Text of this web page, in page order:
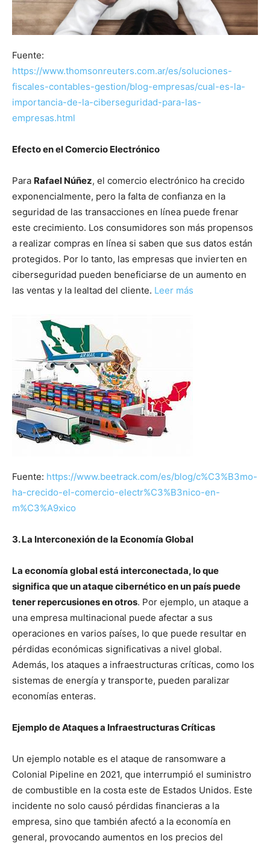
Fuente:
https://www.thomsonreuters.com.ar/es/soluciones-
fiscales-contables-gestion/blog-empresas/cual-es-la-
importancia-de-la-ciberseguridad-para-las-
empresas.html
Efecto en el Comercio Electrónico
Para Rafael Núñez, el comercio electrónico ha crecido
exponencialmente, pero la falta de confianza en la
seguridad de las transacciones en línea puede frenar
este crecimiento. Los consumidores son más propensos
a realizar compras en línea si saben que sus datos están
protegidos. Por lo tanto, las empresas que invierten en
ciberseguridad pueden beneficiarse de un aumento en
las ventas y la lealtad del cliente. Leer más
Fuente: https://www.beetrack.com/es/blog/c%C3%B3mo-
ha-crecido-el-comercio-electr%C3%B3nico-en-
m%C3%A9xico
3. La Interconexión de la Economía Global
La economía global está interconectada, lo que
significa que un ataque cibernético en un país puede
tener repercusiones en otros. Por ejemplo, un ataque a
una empresa multinacional puede afectar a sus
operaciones en varios países, lo que puede resultar en
pérdidas económicas significativas a nivel global.
Además, los ataques a infraestructuras críticas, como los
sistemas de energía y transporte, pueden paralizar
economías enteras.
Ejemplo de Ataques a Infraestructuras Críticas
Un ejemplo notable es el ataque de ransomware a
Colonial Pipeline en 2021, que interrumpió el suministro
de combustible en la costa este de Estados Unidos. Este
incidente no solo causó pérdidas financieras a la
empresa, sino que también afectó a la economía en
general, provocando aumentos en los precios del